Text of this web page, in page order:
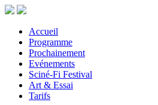
Accueil
Programme
Prochainement
Evénements
Sciné-Fi Festival
Art & Essai
Tarifs